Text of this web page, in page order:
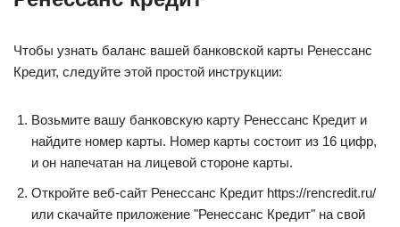
Чтобы узнать баланс вашей банковской карты Ренессанс
Кредит, следуйте этой простой инструкции:
Возьмите вашу банковскую карту Ренессанс Кредит и
найдите номер карты. Номер карты состоит из 16 цифр,
и он напечатан на лицевой стороне карты.
Откройте веб-сайт Ренессанс Кредит https://rencredit.ru/
или скачайте приложение "Ренессанс Кредит" на свой